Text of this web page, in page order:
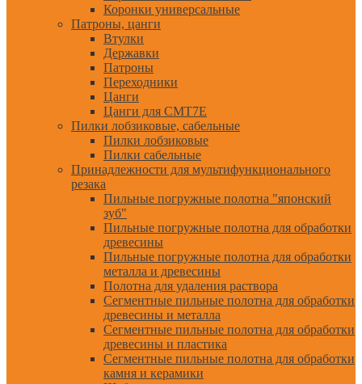
Коронки универсальные
Патроны, цанги
Втулки
Державки
Патроны
Переходники
Цанги
Цанги для CMT7E
Пилки лобзиковые, сабельные
Пилки лобзиковые
Пилки сабельные
Принадлежности для мультифункционального
резака
Пильные погружные полотна "японский
зуб"
Пильные погружные полотна для обработки
древесины
Пильные погружные полотна для обработки
металла и древесины
Полотна для удаления раствора
Сегментные пильные полотна для обработки
древесины и металла
Сегментные пильные полотна для обработки
древесины и пластика
Сегментные пильные полотна для обработки
камня и керамики